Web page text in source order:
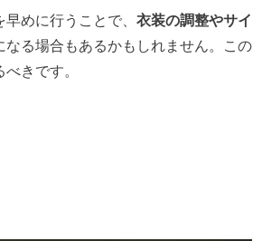
めに行うことで、 衣装の調整やサイ
る場合もあるかもしれません。この
きです。